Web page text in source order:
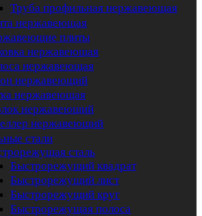
Труба профильная нержавеющая
нержавеющая
плиты
нержавеющая
нержавеющая
нержавеющий
нержавеющая
нержавеющий
нержавеющий
стали
сталь
Быстрорежущий квадрат
Быстрорежущий лист
Быстрорежущий круг
Быстрорежущая полоса